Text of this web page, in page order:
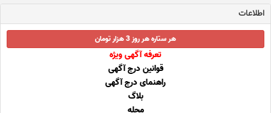
اطلاعات
هر ستاره هر روز 3 هزار تومان
تعرفه آگهی ویژه
قوانین درج آگهی
راهنمای درج آگهی
بلاگ